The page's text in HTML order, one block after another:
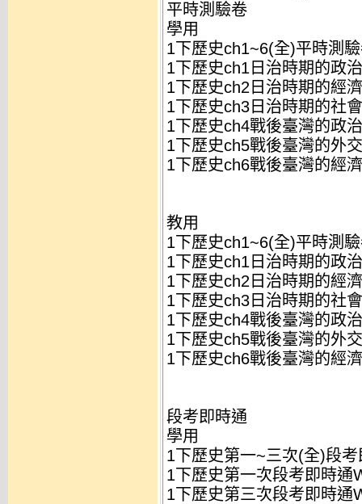
平時測驗卷
學用
1下歷史ch1~6(全)平時測
1下歷史ch1日治時期的政
1下歷史ch2日治時期的經
1下歷史ch3日治時期的社
1下歷史ch4戰後臺灣的政
1下歷史ch5戰後臺灣的外
1下歷史ch6戰後臺灣的經
教用
1下歷史ch1~6(全)平時測
1下歷史ch1日治時期的政
1下歷史ch2日治時期的經
1下歷史ch3日治時期的社
1下歷史ch4戰後臺灣的政
1下歷史ch5戰後臺灣的外
1下歷史ch6戰後臺灣的經
段考即時通
學用
1下歷史第一~三次(全)段
1下歷史第一次段考即時通
1下歷史第三次段考即時通